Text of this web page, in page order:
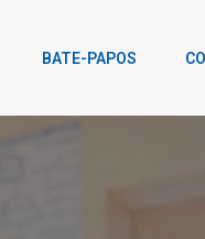
BATE-PAPOS